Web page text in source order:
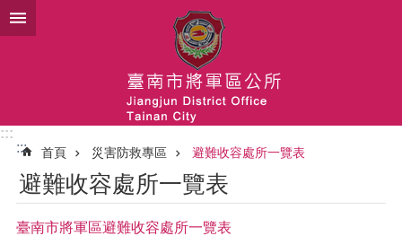
跳到主要內容區塊
:::
:::
首頁 災害防救專區 避難收容處所一覽表
避難收容處所一覽表
臺南市將軍區避難收容處所一覽表